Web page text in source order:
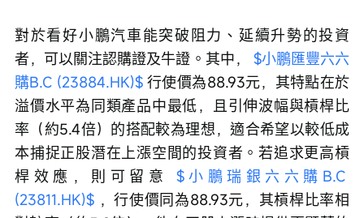
對於看好小鵬汽車能突破阻力、延續升勢的投資
者，可以關注認購證及牛證。其中， $小鵬匯豐六六
購B.C (23884.HK)$ 行使價為88.93元，其特點在於
溢價水平為同類產品中最低，且引伸波幅與槓桿比
率（約5.4倍）的搭配較為理想，適合希望以較低成
本捕捉正股潛在上漲空間的投資者。若追求更高槓
桿效應，則可留意 $小鵬瑞銀六六購B.C
(23811.HK)$ ，行使價同為88.93元，其槓桿比率相